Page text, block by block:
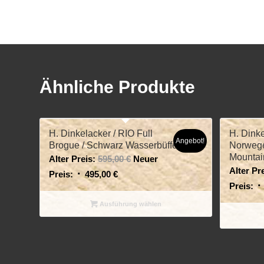
Ähnliche Produkte
H. Dinkelacker / RIO Full
Brogue / Schwarz Wasserbüffel
Alter Preis: 595,00€ Neuer
Preis:
495,00€
Angebot!
Ausführung wählen
H.
Alter
Preis: